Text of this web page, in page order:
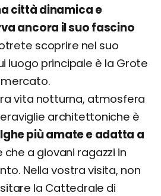
città dinamica e
ancora il suo fascino
scoprire nel suo
luogo principale è la Grote
mercato.
vita notturna, atmosfera
architettoniche è
più amate e adatta a
che a giovani ragazzi in
Nella vostra visita, non
la Cattedrale di